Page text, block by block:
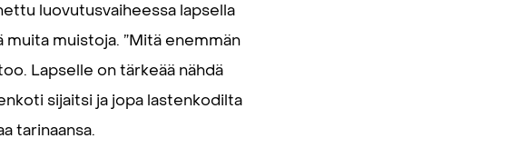
luovutusvaiheessa lapsella
muistoja. ”Mitä enemmän
Lapselle on tärkeää nähdä
sijaitsi ja jopa lastenkodilta
tarinaansa.